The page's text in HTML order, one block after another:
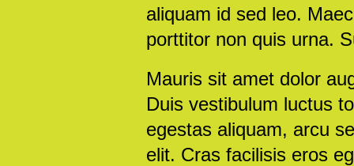
aliquam id sed leo.
porttitor non quis urna.
Mauris sit amet dolor
Duis vestibulum luctus
egestas aliquam, arcu
elit. Cras facilisis eros